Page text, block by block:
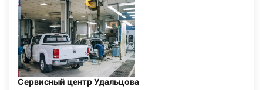
Сервисный центр Удальцова